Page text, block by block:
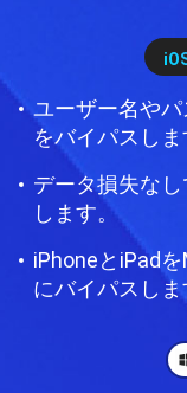
ユーザー名や
をバイパスしま
データ損失な
します。
iPhoneとiPad
にバイパスしま